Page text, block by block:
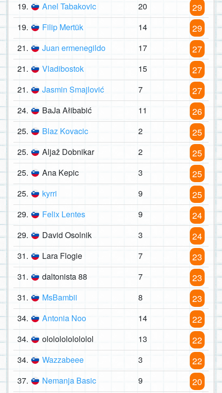
19. Anel Tabakovic 20 29
19. Filip Mertük 14 29
21. Juan ermenegildo 17 27
21. Vladibostok 15 27
21. Jasmin Smajlović 7 27
24. BaJa Ałibabić 11 26
25. Blaz Kovacic 2 25
25. Aljaž Dobnikar 2 25
25. Ana Kepic 3 25
25. kyrri 9 25
29. Felix Lentes 9 24
29. David Osolnik 3 24
31. Lara Flogie 7 23
31. daltonista 88 7 23
31. MsBambii 8 23
34. Antonia Noo 14 22
34. olololololololol 13 22
34. Wazzabeee 3 22
37. Nemanja Basic 9 20